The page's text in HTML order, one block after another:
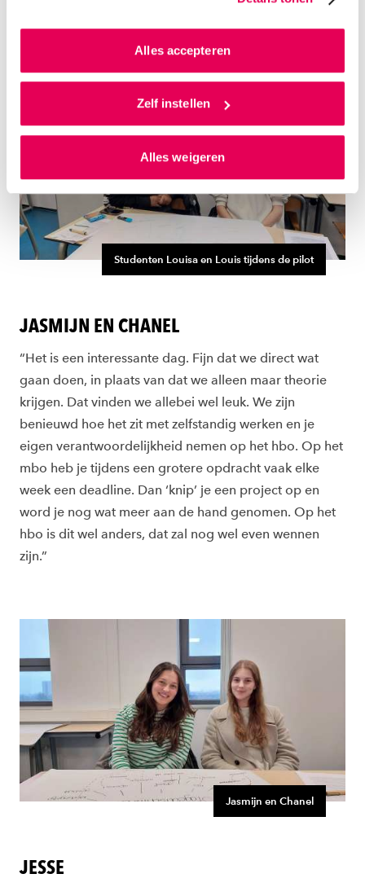
website en communicatie aan op jouw voorkeuren. Ook
van jouw internetgedrag.
Als je op ‘Alles accepteren’ klikt dan geef je ons
toestemming om cookies voor social media en
gepersonaliseerde advertenties te plaatsen. Lees
cookiestatement. Via ‘Zelf instellen’ kun je ook zelf
instellen welke cookies we plaatsen. Je kunt je
toestemming altijd wijzigen of intrekken via
onscookiestatement
Alles accepteren
Zelf instellen
Alles weigeren
Studenten Louisa en Louis tijdens de pilot
JASMIJN EN CHANEL
“Het is een interessante dag. Fijn dat we direct wat
gaan doen, in plaats van dat we alleen maar theorie
krijgen. Dat vinden we allebei wel leuk. We zijn
benieuwd hoe het zit met zelfstandig werken en je
eigen verantwoordelijkheid nemen op het hbo. Op het
mbo heb je tijdens een grotere opdracht vaak elke
week een deadline. Dan ‘knip’ je een project op en
word je nog wat meer aan de hand genomen. Op het
hbo is dit wel anders, dat zal nog wel even wennen
zijn.”
Jasmijn en Chanel
JESSE